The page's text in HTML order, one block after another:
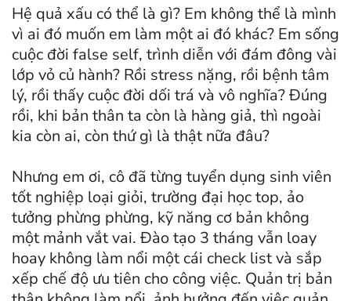
Hệ quả xấu có thể là gì? Em không thể là mình
vì ai đó muốn em làm một ai đó khác? Em sống
cuộc đời false self, trình diễn với đám đông vài
lớp vỏ củ hành? Rồi stress nặng, rồi bệnh tâm
lý, rồi thấy cuộc đời dối trá và vô nghĩa? Đúng
rồi, khi bản thân ta còn là hàng giả, thì ngoài
kia còn ai, còn thứ gì là thật nữa đâu?
Nhưng em ơi, cô đã từng tuyển dụng sinh viên
tốt nghiệp loại giỏi, trường đại học top, ảo
tưởng phừng phừng, kỹ năng cơ bản không
một mảnh vắt vai. Đào tạo 3 tháng vẫn loay
hoay không làm nổi một cái check list và sắp
xếp chế độ ưu tiên cho công việc. Quản trị bản